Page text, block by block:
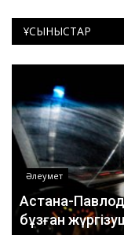
ҰСЫНЫСТАР
Әлеумет
Астана-
бұзған